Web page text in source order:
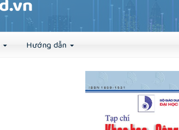
Hướng dẫn